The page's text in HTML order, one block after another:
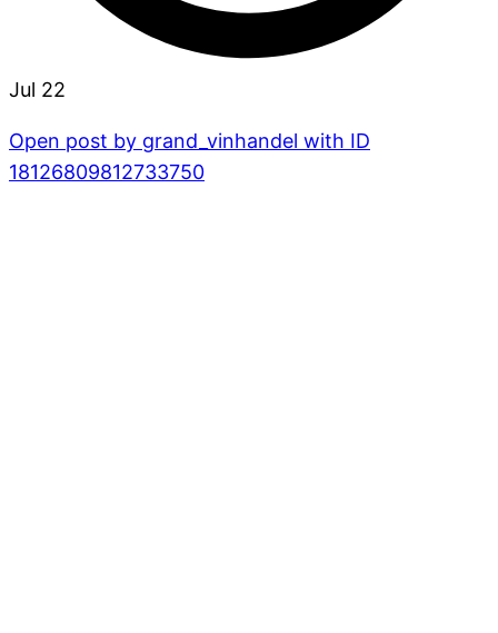
Jul 22
Open post by grand_vinhandel with ID
18126809812733750